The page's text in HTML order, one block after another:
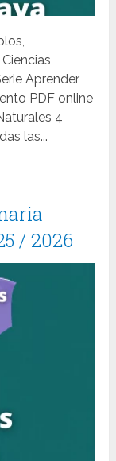
Aprender
PDF online
4
las...
/ 2026